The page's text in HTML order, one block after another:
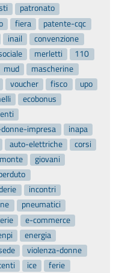
patronato
fiera
patente-cqc
inail
convenzione
merletti
110
mud
mascherine
voucher fisco
upo
ecobonus
impresa
inapa
auto-elettriche
corsi
giovani
incontri
pneumatici
e-commerce
energia
violenza-donne
ice ferie